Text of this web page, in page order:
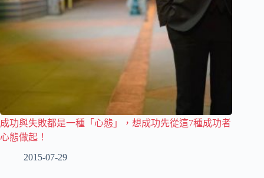
成功與失敗都是一種「心態」，想成功先從這7種成功者
心態做起！
2015-07-29